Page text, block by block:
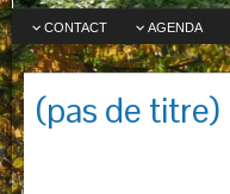
CONTACT AGENDA
(pas de titre)